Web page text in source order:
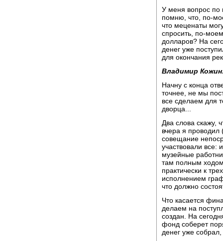
У меня вопрос по
помню, что, по-
что меценаты
спросить, по-
долларов? На
денег уже
для окончания
Владимир
Начну с конца
точнее, не мы
все сделаем для
дворца...
Два слова скажу,
вчера я проводил
совещание
участвовали все:
музейные
там полным
практически к
исполнением
что должно
Что касается
делаем на
создан. На
фонд соберет
денег уже